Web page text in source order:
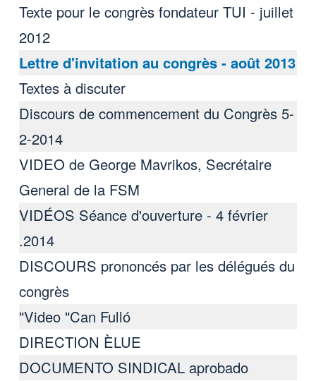
Texte pour le congrès fondateur TUI - juillet
2012
Lettre d'invitation au congrès - août 2013
Textes à discuter
Discours de commencement du Congrès 5-
2-2014
VIDEO de George Mavrikos, Secrétaire
General de la FSM
VIDÉOS Séance d'ouverture - 4 février
2014.
DISCOURS prononcés par les délégués du
congrès
Video "Can Fulló"
DIRECTION ÈLUE
DOCUMENTO SINDICAL aprobado